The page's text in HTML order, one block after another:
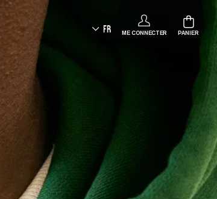
FR ME CONNECTER PANIER